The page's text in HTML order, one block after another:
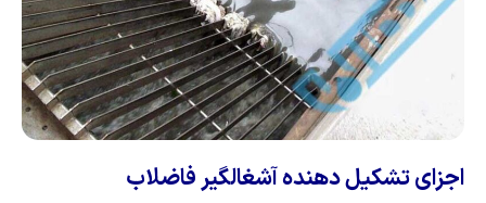
اجزای تشکیل دهنده آشغالگیر فاضلاب